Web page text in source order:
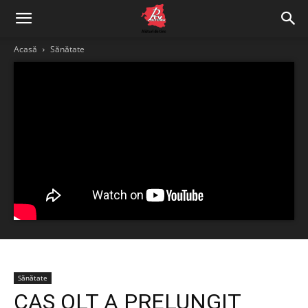
Acasă Sănătate
Sănătate
CAS OLT A PRELUNGIT